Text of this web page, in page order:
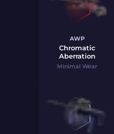
AWP
Chromatic
Aberration
Minimal Wear